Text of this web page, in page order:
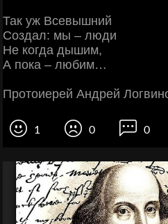
Так уж Всевышний
Создал: мы – люди
Не когда дышим,
А пока – любим…
Протоиерей Андрей
1 0 0